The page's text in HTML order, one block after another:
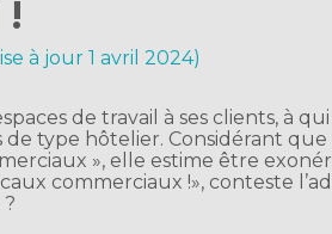
!
à jour 1 avril 2024)
de travail à ses clients, à
type hôtelier. Considérant que
», elle estime être
commerciaux !», conteste